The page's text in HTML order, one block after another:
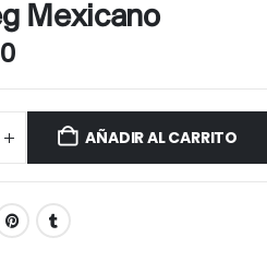
Mexicano
AÑADIR AL CARRITO